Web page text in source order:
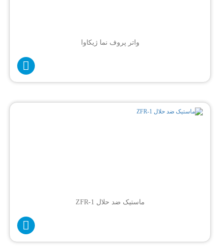
واتر پروف نما ژیکاوا
ماستیک ضد حلال ZFR-1